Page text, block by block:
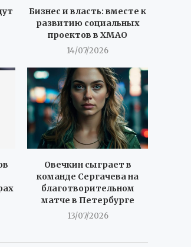
Бизнес и власть: вместе к
развитию социальных
проектов в ХМАО
14/07/2026
Овечкин сыграет в
команде Сергачева на
благотворительном
матче в Петербурге
13/07/2026